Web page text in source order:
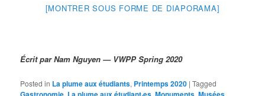
[MONTRER SOUS FORME DE DIAPORAMA]
Écrit par Nam Nguyen — VWPP Spring 2020
Posted in La plume aux étudiants, Printemps 2020 |Tagged
, ,